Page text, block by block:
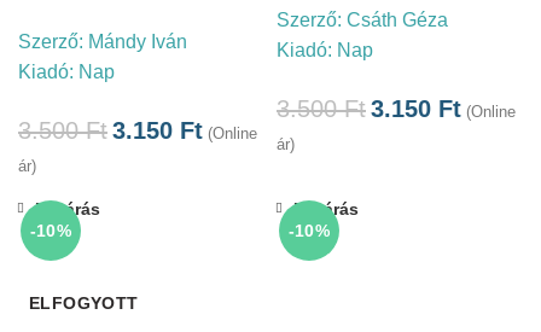
Szerző: Mándy Iván
Kiadó: Nap
3.500Ft3.150 Ft (Online
ár)
Szerző: Csáth Géza
Kiadó: Nap
3.500Ft3.150 Ft (Online
ár)
-10%
ELFOGYOTT
Bezárás
-10%
Bezárás